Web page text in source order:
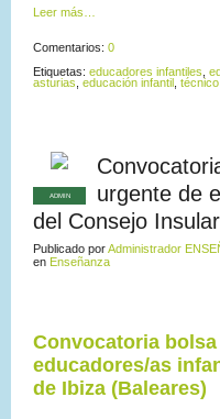
Leer más…
Comentarios: 0
Etiquetas: educadores infantiles
asturias educación infantil
ADMIN
urgente de
del Consejo
Publicado porAdministrador
en Enseñanza
Convocatoria
educadores/as
de Ibiza (Baleares)